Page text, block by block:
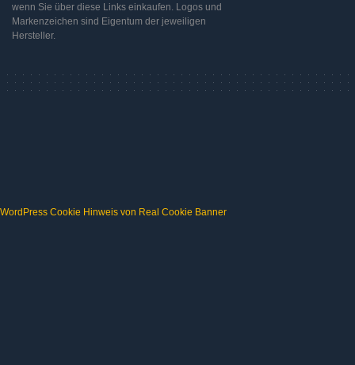
wenn Sie über diese Links einkaufen. Logos und
Markenzeichen sind Eigentum der jeweiligen
Hersteller.
WordPress Cookie Hinweis von Real Cookie Banner